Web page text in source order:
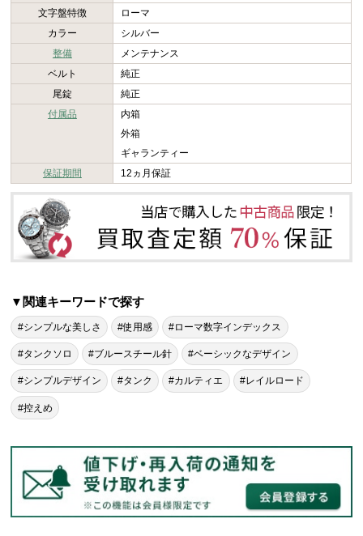
文字盤特徴
ローマ
カラー
シルバー
整備
メンテナンス
ベルト
純正
尾錠
純正
付属品
内箱
外箱
ギャランティー
保証期間
12ヵ月保証
▼関連キーワードで探す
#シンプルな美しさ #使用感 #ローマ数字インデックス
#タンクソロ #ブルースチール針 #ベーシックなデザイン
#シンプルデザイン #タンク #カルティエ #レイルロード
#控えめ